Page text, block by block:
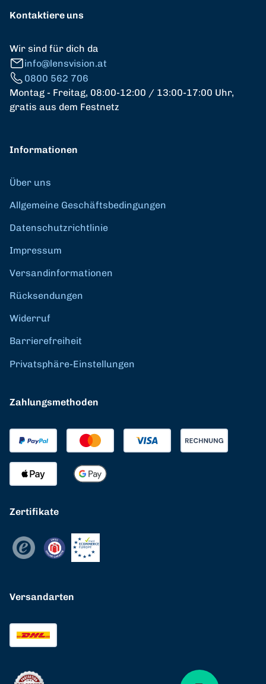
Kontaktiere uns
Wir sind für dich da
info@lensvision.at
0800 562 706
Montag - Freitag, 08:00-12:00 / 13:00-17:00 Uhr,
gratis aus dem Festnetz
Informationen
Über uns
Allgemeine Geschäftsbedingungen
Datenschutzrichtlinie
Impressum
Versandinformationen
Rücksendungen
Widerruf
Barrierefreiheit
Privatsphäre-Einstellungen
Zahlungsmethoden
Zertifikate
Versandarten